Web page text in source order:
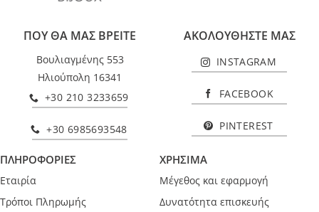
ΠΟΥ ΘΑ ΜΑΣ ΒΡΕΙΤΕ
Βουλιαγμένης 553
Ηλιούπολη 16341
+30 210 3233659
+30 6985693548
ΑΚΟΛΟΥΘΗΣΤΕ ΜΑΣ
INSTAGRAM
FACEBOOK
PINTEREST
ΠΛΗΡΟΦΟΡΙΕΣ
Εταιρία
Τρόποι Πληρωμής
ΧΡΗΣΙΜΑ
Μέγεθος και εφαρμογή
Δυνατότητα επισκευής